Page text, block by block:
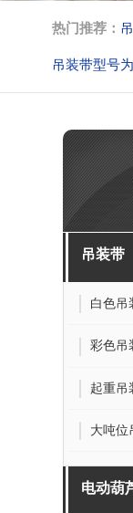
热门推荐：
吊装带型号
吊装带
白色吊
彩色吊
起重吊
大吨位
电动葫